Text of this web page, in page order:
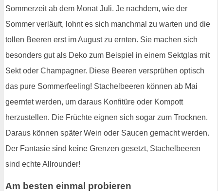
Sommerzeit ab dem Monat Juli. Je nachdem, wie der
Sommer verläuft, lohnt es sich manchmal zu warten und die
tollen Beeren erst im August zu ernten. Sie machen sich
besonders gut als Deko zum Beispiel in einem Sektglas mit
Sekt oder Champagner. Diese Beeren versprühen optisch
das pure Sommerfeeling! Stachelbeeren können ab Mai
geerntet werden, um daraus Konfitüre oder Kompott
herzustellen. Die Früchte eignen sich sogar zum Trocknen.
Daraus können später Wein oder Saucen gemacht werden.
Der Fantasie sind keine Grenzen gesetzt, Stachelbeeren
sind echte Allrounder!
Am besten einmal probieren